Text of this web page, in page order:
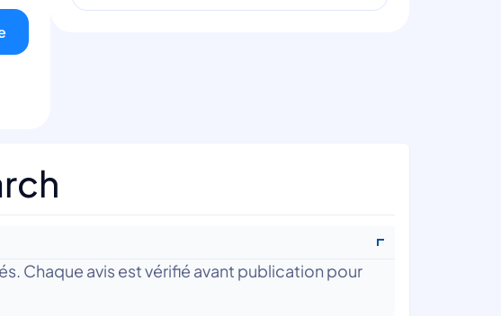
Chaque avis est vérifié avant publication pour